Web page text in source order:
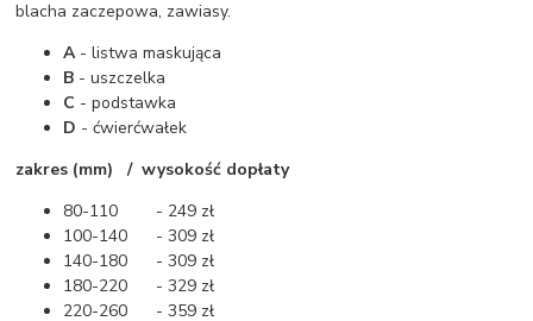
blacha zaczepowa, zawiasy.
A- listwa maskująca
B - uszczelka
C - podstawka
D - ćwierćwałek
zakres (mm) / wysokość dopłaty
80-110 - 249 zł
100-140 - 309 zł
140-180 - 309 zł
180-220 - 329 zł
220-260 - 359 zł